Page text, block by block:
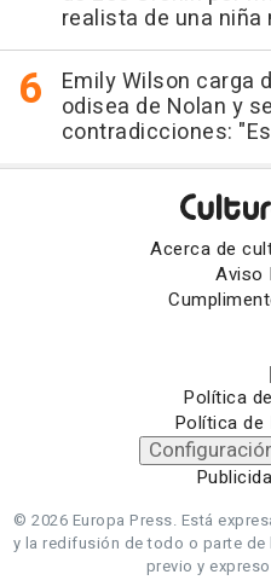
realista de una niña
Emily Wilson carga
odisea de Nolan y
contradicciones:
Acerca de
Aviso
|
Política
Política de
© 2026 Europa Press. Está
y la redifusión de todo o parte
previo y